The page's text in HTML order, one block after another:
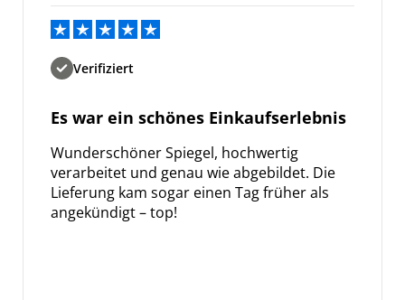
Verifiziert
Es war ein schönes Einkaufserlebnis
Wunderschöner Spiegel, hochwertig
verarbeitet und genau wie abgebildet. Die
Lieferung kam sogar einen Tag früher als
angekündigt – top!